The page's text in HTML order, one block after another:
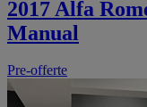
2017 Alfa
Manual
Pre-offerte